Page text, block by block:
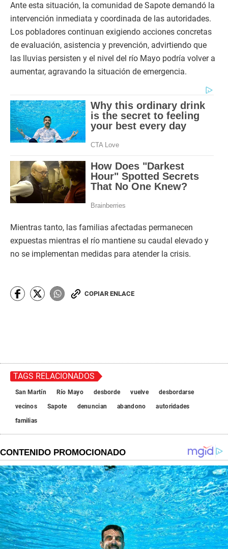
Ante esta situación, la comunidad de Sapote demandó la
intervención inmediata y coordinada de las autoridades.
Los pobladores continuan exigiendo acciones concretas
de evaluación, asistencia y prevención, advirtiendo que
las lluvias persisten y el nivel del río Mayo podría volver a
aumentar, agravando la situación de emergencia.
Mientras tanto, las familias afectadas permanecen
expuestas mientras el río mantiene su caudal elevado y
no se implementan medidas para atender la crisis.
COPIAR ENLACE
TAGS RELACIONADOS
San Martín Río Mayo desborde vuelve
desbordarse
vecinos
Sapote denuncian abandono
autoridades
familias